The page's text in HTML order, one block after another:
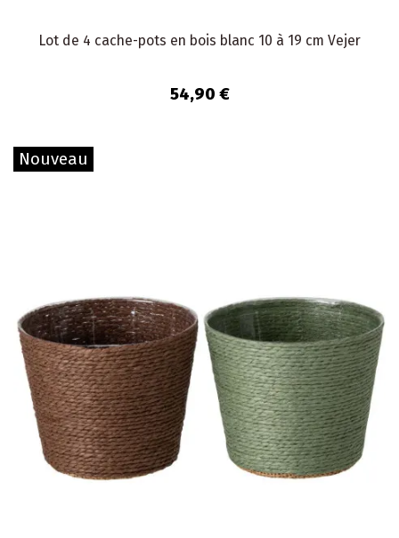
Lot de 4 cache-pots en bois blanc 10 à 19 cm Vejer
54,90 €
Nouveau